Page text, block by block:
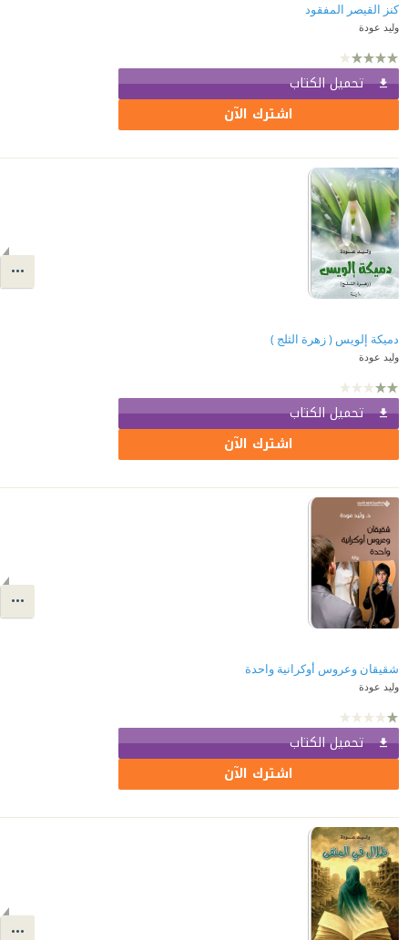
كنز القيصر المفقود
وليد عودة
تحميل الكتاب
اشترك الآن
دميكة إلويس ( زهرة الثلج )
وليد عودة
تحميل الكتاب
اشترك الآن
شقيقان وعروس أوكرانية واحدة
وليد عودة
تحميل الكتاب
اشترك الآن